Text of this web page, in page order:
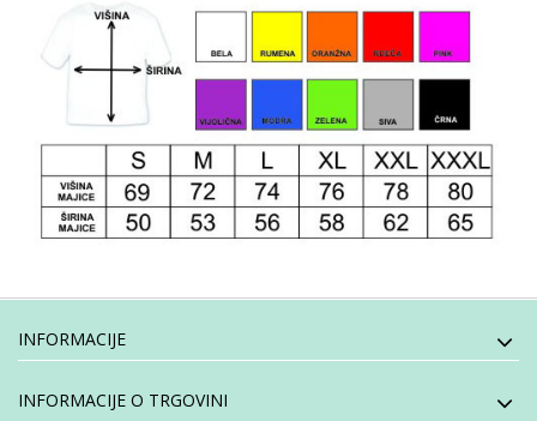
INFORMACIJE
INFORMACIJE O TRGOVINI